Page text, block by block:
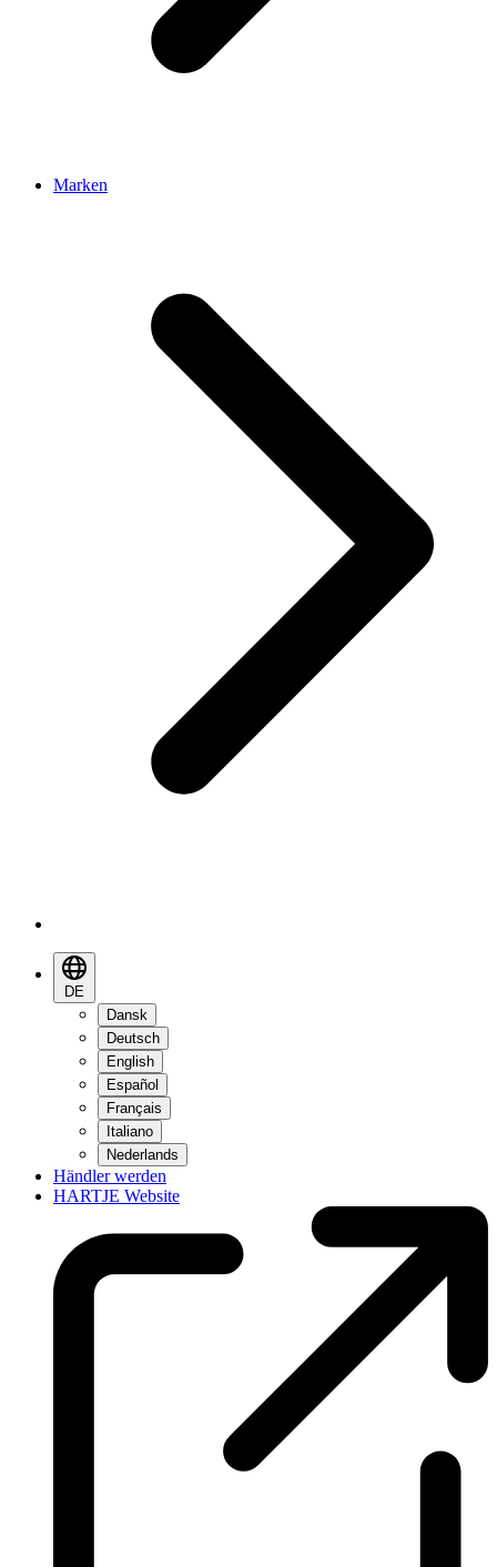
Marken
DE
Dansk
Deutsch
English
Español
Français
Italiano
Nederlands
Händler werden
HARTJE Website